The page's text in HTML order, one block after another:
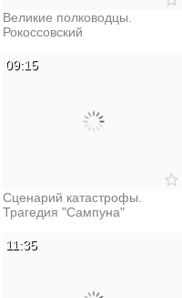
Великие полководцы.
Рокоссовский
Сценарий катастрофы.
Трагедия "Сампуна"
09:15
11:35